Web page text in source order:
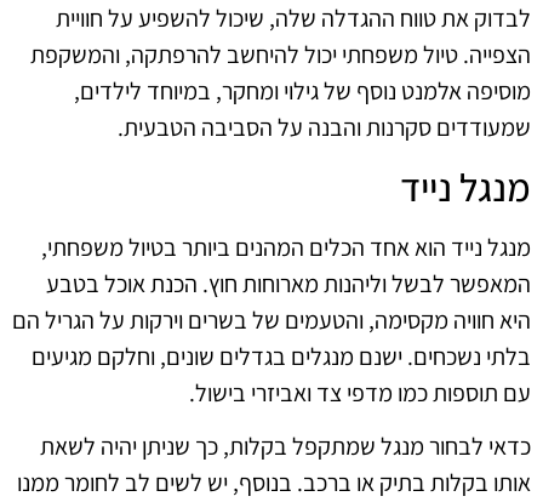
לבדוק את טווח ההגדלה שלה, שיכול להשפיע על חוויית
הצפייה. טיול משפחתי יכול להיחשב להרפתקה, והמשקפת
מוסיפה אלמנט נוסף של גילוי ומחקר, במיוחד לילדים,
שמעודדים סקרנות והבנה על הסביבה הטבעית.
מנגל נייד
מנגל נייד הוא אחד הכלים המהנים ביותר בטיול משפחתי,
המאפשר לבשל וליהנות מארוחות חוץ. הכנת אוכל בטבע
היא חוויה מקסימה, והטעמים של בשרים וירקות על הגריל הם
בלתי נשכחים. ישנם מנגלים בגדלים שונים, וחלקם מגיעים
עם תוספות כמו מדפי צד ואביזרי בישול.
כדאי לבחור מנגל שמתקפל בקלות, כך שניתן יהיה לשאת
אותו בקלות בתיק או ברכב. בנוסף, יש לשים לב לחומר ממנו